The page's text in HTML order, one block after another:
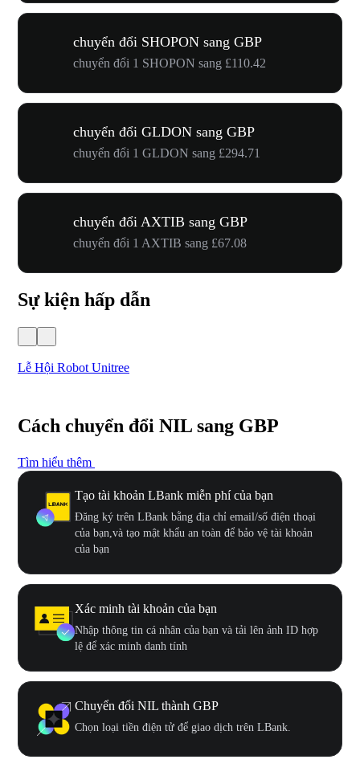
chuyển đổi SHOPON sang GBP
chuyển đổi 1 SHOPON sang £110.42
chuyển đổi GLDON sang GBP
chuyển đổi 1 GLDON sang £294.71
chuyển đổi AXTIB sang GBP
chuyển đổi 1 AXTIB sang £67.08
Sự kiện hấp dẫn
Lễ Hội Robot Unitree
Cách chuyển đổi NIL sang GBP
Tìm hiểu thêm
Tạo tài khoản LBank miễn phí của bạn
Đăng ký trên LBank bằng địa chỉ email/số điện thoại
của bạn,và tạo mật khẩu an toàn để bảo vệ tài khoản
của bạn
Xác minh tài khoản của bạn
Nhập thông tin cá nhân của bạn và tải lên ảnh ID hợp
lệ để xác minh danh tính
Chuyển đổi NIL thành GBP
Chọn loại tiền điện tử để giao dịch trên LBank.